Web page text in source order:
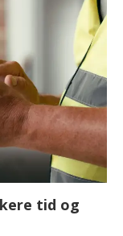
tid og